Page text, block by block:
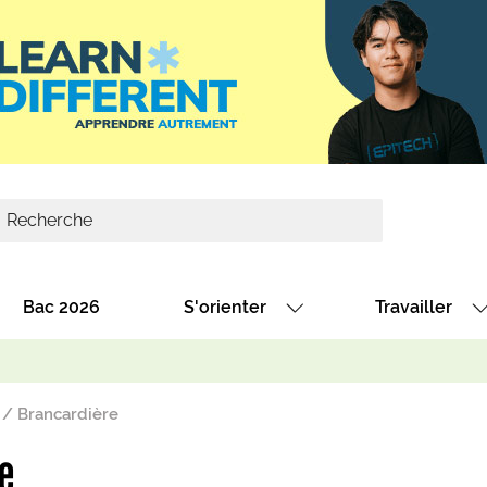
Bac 2026 S'orienter Travailler
/ Brancardière